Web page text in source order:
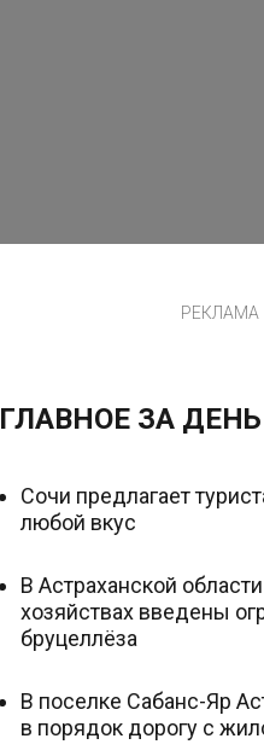
РЕКЛАМА
ГЛАВНОЕ ЗА ДЕНЬ
Сочи предлагает
любой вкус
В Астраханской
хозяйствах введены
бруцеллёза
В поселке Сабанс-Яр
в порядок дорогу с